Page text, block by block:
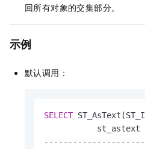
回所有对象的交集部分。
示例
默认调用：
SELECT